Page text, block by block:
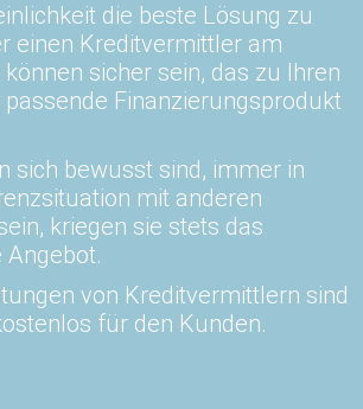
die beste Lösung zu
einen Kreditvermittler am
können sicher sein, das zu Ihren
Finanzierungsprodukt
sich bewusst sind, immer in
mit anderen
kriegen sie stets das
von Kreditvermittlern sind
für den Kunden.